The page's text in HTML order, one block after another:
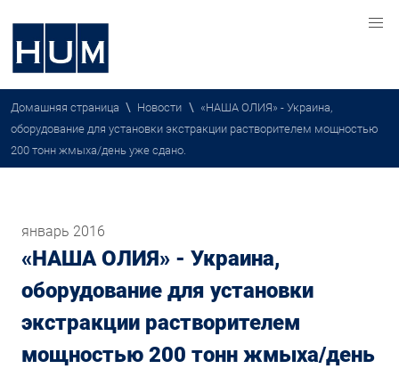
Домашняя страница \ Новости \ «НАША ОЛИЯ» - Украина,
оборудование для установки экстракции растворителем мощностью
200 тонн жмыха/день уже сдано.
январь 2016
«НАША ОЛИЯ» - Украина,
оборудование для установки
экстракции растворителем
мощностью 200 тонн жмыха/день